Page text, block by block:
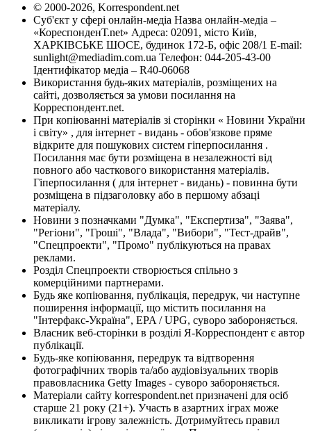
© 2000-2026, Korrespondent.net
Суб'єкт у сфері онлайн-медіа Назва онлайн-медіа –
«КореспонденТ.net» Адреса: 02091, місто Київ,
ХАРКІВСЬКЕ ШОСЕ, будинок 172-Б, офіс 208/1 E-mail:
sunlight@mediadim.com.ua Телефон: 044-205-43-00
Ідентифікатор медіа – R40-06068
Використання будь-яких матеріалів, розміщених на
сайті, дозволяється за умови посилання на
Корреспондент.net.
При копіюванні матеріалів зі сторінки « Новини України
і світу» , для інтернет - видань - обов'язкове пряме
відкрите для пошукових систем гіперпосилання .
Посилання має бути розміщена в незалежності від
повного або часткового використання матеріалів.
Гіперпосилання ( для інтернет - видань) - повинна бути
розміщена в підзаголовку або в першому абзаці
матеріалу.
Новини з позначками "Думка", "Експертиза", "Заява",
"Регіони", "Гроші", "Влада", "Вибори", "Тест-драйв",
"Спецпроекти", "Промо" публікуються на правах
реклами.
Розділ Спецпроекти створюється спільно з
комерційними партнерами.
Будь яке копіювання, публікація, передрук, чи наступне
поширення інформації, що містить посилання на
"Інтерфакс-Україна", EPA / UPG, суворо забороняється.
Власник веб-сторінки в розділі Я-Корреспондент є автор
публікації.
Будь-яке копіювання, передрук та відтворення
фотографічних творів та/або аудіовізуальних творів
правовласника Getty Images - суворо забороняється.
Матеріали сайту korrespondent.net призначені для осіб
старше 21 року (21+). Участь в азартних іграх може
викликати ігрову залежність. Дотримуйтесь правил